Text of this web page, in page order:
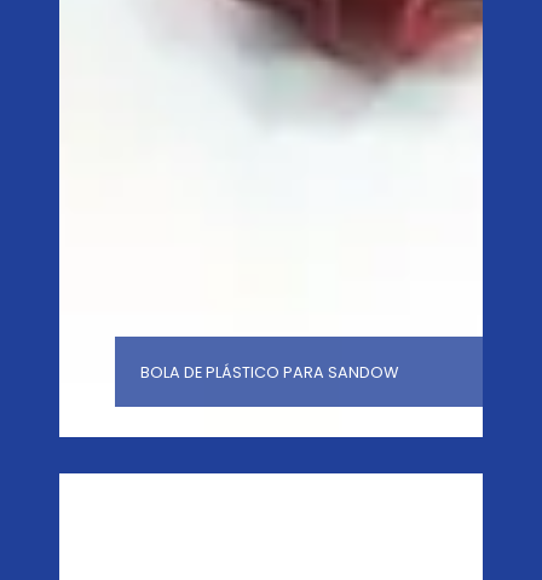
BOLA DE PLÁSTICO PARA SANDOW